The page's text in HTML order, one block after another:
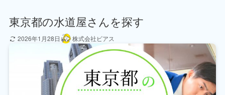
東京都の水道屋さんを探す
2026年1月28日 株式会社ビアス